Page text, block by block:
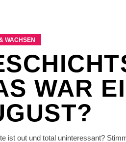
WACHSEN
WAR
ist out und total uninteressant?